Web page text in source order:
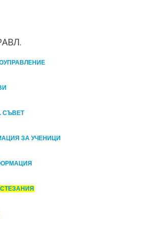
СЪВЕТ
ЗА УЧЕНИЦИ